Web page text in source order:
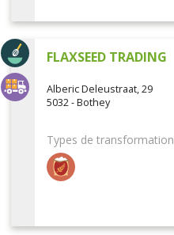
FLAXSEED TRADING
Alberic Deleustraat, 29
5032 - Bothey
Types de transformation